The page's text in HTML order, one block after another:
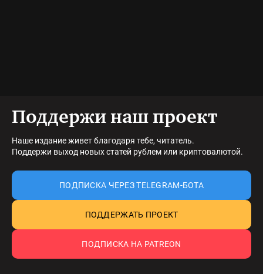
Поддержи наш проект
Наше издание живет благодаря тебе, читатель.
Поддержи выход новых статей рублем или криптовалютой.
ПОДПИСКА ЧЕРЕЗ TELEGRAM-БОТА
ПОДДЕРЖАТЬ ПРОЕКТ
ПОДПИСКА НА PATREON